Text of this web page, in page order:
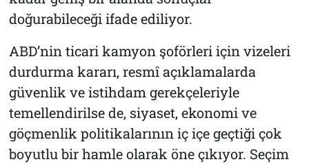
doğurabileceği ifade ediliyor.
ABD’nin ticari kamyon şoförleri için vizeleri
durdurma kararı, resmî açıklamalarda
güvenlik ve istihdam gerekçeleriyle
temellendirilse de, siyaset, ekonomi ve
göçmenlik politikalarının iç içe geçtiği çok
boyutlu bir hamle olarak öne çıkıyor. Seçim